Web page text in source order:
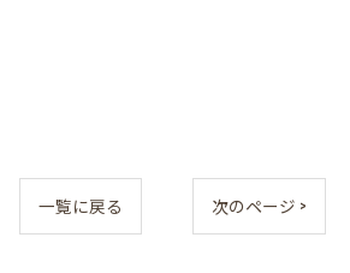
一覧に戻る 次のページ >